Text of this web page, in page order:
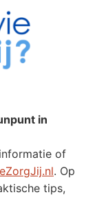
in
of
. Op
tips,